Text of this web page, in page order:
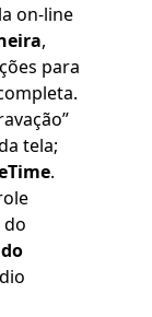
on-line
,
para
tela;
.